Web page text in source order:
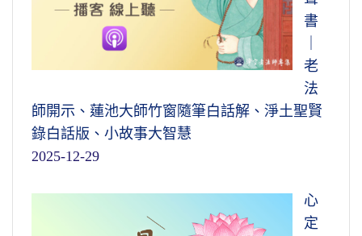
書
老
法
師開示、蓮池大師竹窗隨筆白話解、淨土聖賢
錄白話版、小故事大智慧
2025-12-29
心
定